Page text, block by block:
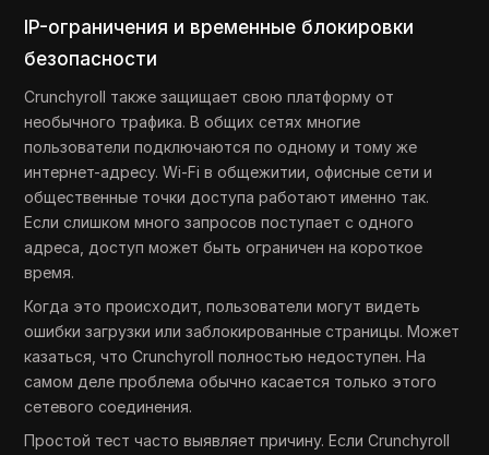
IP-ограничения и временные блокировки
безопасности
Crunchyroll также защищает свою платформу от
необычного трафика. В общих сетях многие
пользователи подключаются по одному и тому же
интернет-адресу. Wi-Fi в общежитии, офисные сети и
общественные точки доступа работают именно так.
Если слишком много запросов поступает с одного
адреса, доступ может быть ограничен на короткое
время.
Когда это происходит, пользователи могут видеть
ошибки загрузки или заблокированные страницы. Может
казаться, что Crunchyroll полностью недоступен. На
самом деле проблема обычно касается только этого
сетевого соединения.
Простой тест часто выявляет причину. Если Crunchyroll